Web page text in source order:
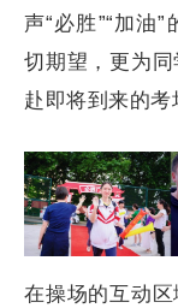
声“必胜”“加油
切期望，更为
赴即将到来的考
在操场的互动